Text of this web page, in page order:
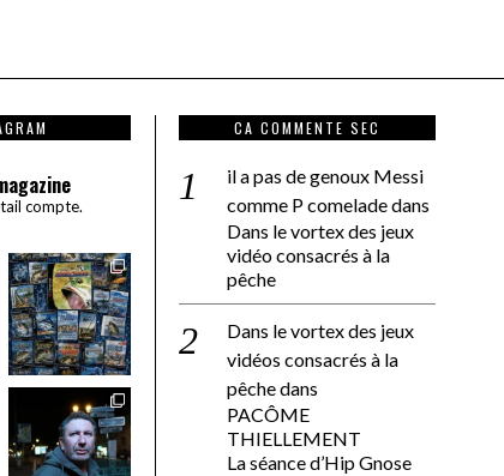
compte.
CA COMMENTE SEC
il a pas de genoux Messi
comme P comeladedans
Dans le vortex des jeux
vidéo consacrés à la
pêche
Dans le vortex des jeux
vidéos consacrés à la
pêchedans
PACÔME
THIELLEMENT
La séance d’Hip Gnose